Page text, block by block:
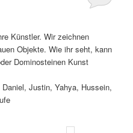
Künstler. Wir zeichnen
Objekte. Wie ihr seht, kann
Dominosteinen Kunst
Justin, Yahya, Hussein,